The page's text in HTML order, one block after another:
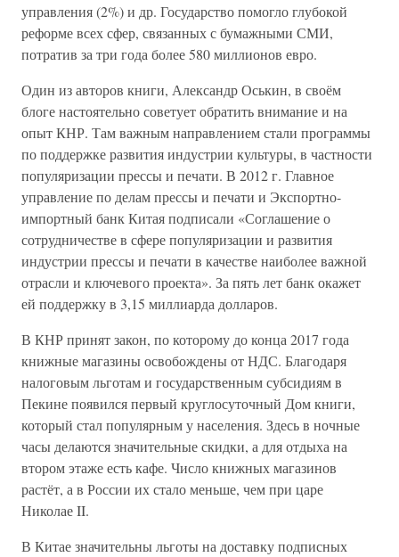
управления (2%) и др. Государство помогло глубокой
реформе всех сфер, связанных с бумажными СМИ,
потратив за три года более 580 миллионов евро.
Один из авторов книги, Александр Оськин, в своём
блоге настоятельно советует обратить внимание и на
опыт КНР. Там важным направлением стали программы
по поддержке развития индустрии культуры, в частности
популяризации прессы и печати. В 2012 г. Главное
управление по делам прессы и печати и Экспортно-
импортный банк Китая подписали «Соглашение о
сотрудничестве в сфере популяризации и развития
индустрии прессы и печати в качестве наиболее важной
отрасли и ключевого проекта». За пять лет банк окажет
ей поддержку в 3,15 миллиарда долларов.
В КНР принят закон, по которому до конца 2017 года
книжные магазины освобождены от НДС. Благодаря
налоговым льготам и государственным субсидиям в
Пекине появился первый круглосуточный Дом книги,
который стал популярным у населения. Здесь в ночные
часы делаются значительные скидки, а для отдыха на
втором этаже есть кафе. Число книжных магазинов
растёт, а в России их стало меньше, чем при царе
Николае II.
В Китае значительны льготы на доставку подписных